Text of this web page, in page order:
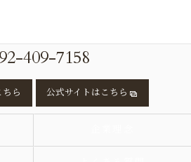
409-7158
ら 公式サイトはこちら